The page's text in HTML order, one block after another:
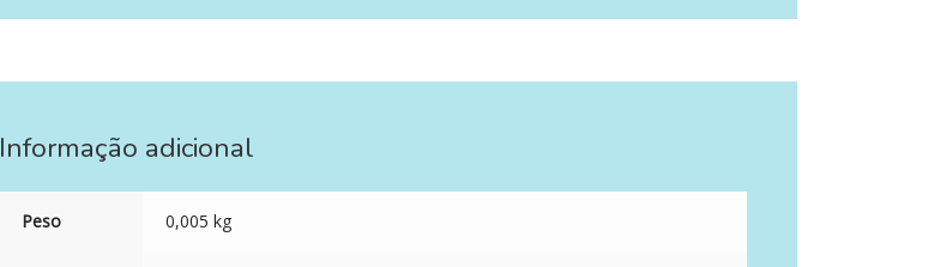
Informação adicional
Peso 0,005 kg